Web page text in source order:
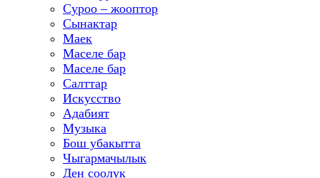
Суроо – жооптор
Сынактар
Маек
Маселе бар
Маселе бар
Салттар
Искусство
Адабият
Музыка
Бош убакытта
Чыгармачылык
Ден соолук